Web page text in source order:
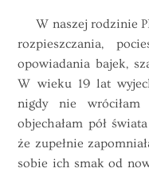
W naszej rodzinie
rozpieszczania,
opowiadania bajek,
W wieku 19 lat
nigdy nie
objechałam pół
że zupełnie
sobie ich smak od